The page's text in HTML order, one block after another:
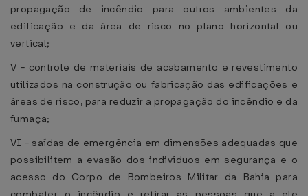
propagação de incêndio para outros ambientes da
edificação e da área de risco no plano horizontal ou
vertical;
V - controle de materiais de acabamento e revestimento
utilizados na construção ou fabricação das edificações e
áreas de risco, para reduzir a propagação do incêndio e da
fumaça;
VI - saídas de emergência em dimensões adequadas que
possibilitem a evasão dos indivíduos em segurança e o
acesso do Corpo de Bombeiros Militar da Bahia para